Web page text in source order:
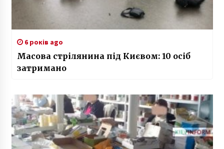
6 років ago
Масова стрілянина під Києвом: 10 осіб
затримано